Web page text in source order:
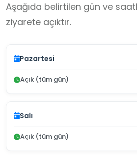
Aşağıda belirtilen gün ve
ziyarete açıktır.
Pazartesi
Açık (tüm gün)
Salı
Açık (tüm gün)